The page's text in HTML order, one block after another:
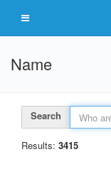
Name
Search
Results: 3415